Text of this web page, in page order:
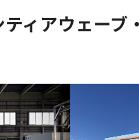
ィアウェーブ